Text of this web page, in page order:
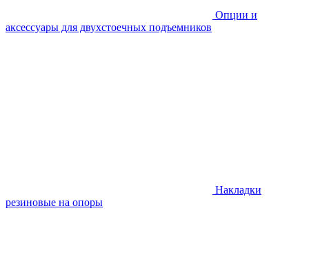
Опции и
аксессуары для двухстоечных подъемников
Накладки
резиновые на опоры